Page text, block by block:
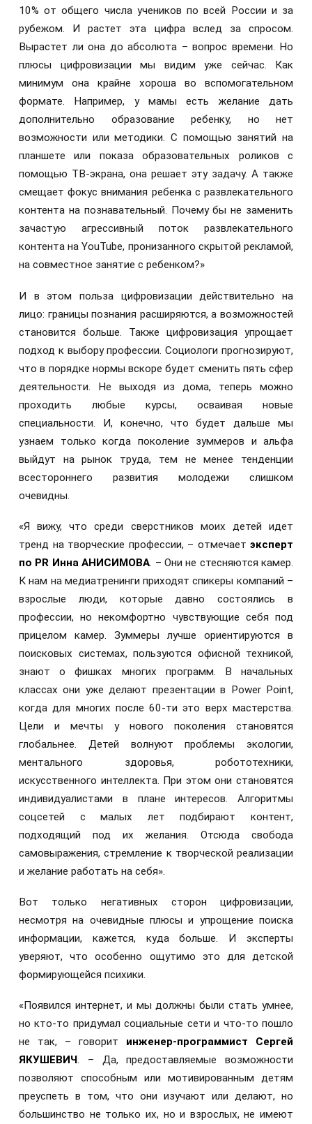
10% от общего числа учеников по всей России и за
рубежом. И растет эта цифра вслед за спросом.
Вырастет ли она до абсолюта – вопрос времени. Но
плюсы цифровизации мы видим уже сейчас. Как
минимум она крайне хороша во вспомогательном
формате. Например, у мамы есть желание дать
дополнительно образование ребенку, но нет
возможности или методики. С помощью занятий на
планшете или показа образовательных роликов с
помощью ТВ-экрана, она решает эту задачу. А также
смещает фокус внимания ребенка с развлекательного
контента на познавательный. Почему бы не заменить
зачастую агрессивный поток развлекательного
контента на YouTube, пронизанного скрытой рекламой,
на совместное занятие с ребенком?»
И в этом польза цифровизации действительно на
лицо: границы познания расширяются, а возможностей
становится больше. Также цифровизация упрощает
подход к выбору профессии. Социологи прогнозируют,
что в порядке нормы вскоре будет сменить пять сфер
деятельности. Не выходя из дома, теперь можно
проходить любые курсы, осваивая новые
специальности. И, конечно, что будет дальше мы
узнаем только когда поколение зуммеров и альфа
выйдут на рынок труда, тем не менее тенденции
всестороннего развития молодежи слишком
очевидны.
«Я вижу, что среди сверстников моих детей идет
тренд на творческие профессии, – отмечает эксперт
по PR Инна АНИСИМОВА. – Они не стесняются камер.
К нам на медиатренинги приходят спикеры компаний –
взрослые люди, которые давно состоялись в
профессии, но некомфортно чувствующие себя под
прицелом камер. Зуммеры лучше ориентируются в
поисковых системах, пользуются офисной техникой,
знают о фишках многих программ. В начальных
классах они уже делают презентации в Power Point,
когда для многих после 60-ти это верх мастерства.
Цели и мечты у нового поколения становятся
глобальнее. Детей волнуют проблемы экологии,
ментального здоровья, робототехники,
искусственного интеллекта. При этом они становятся
индивидуалистами в плане интересов. Алгоритмы
соцсетей с малых лет подбирают контент,
подходящий под их желания. Отсюда свобода
самовыражения, стремление к творческой реализации
и желание работать на себя».
Вот только негативных сторон цифровизации,
несмотря на очевидные плюсы и упрощение поиска
информации, кажется, куда больше. И эксперты
уверяют, что особенно ощутимо это для детской
формирующейся психики.
«Появился интернет, и мы должны были стать умнее,
но кто-то придумал социальные сети и что-то пошло
не так, – говорит инженер-программист Сергей
ЯКУШЕВИЧ. – Да, предоставляемые возможности
позволяют способным или мотивированным детям
преуспеть в том, что они изучают или делают, но
большинство не только их, но и взрослых, не имеют